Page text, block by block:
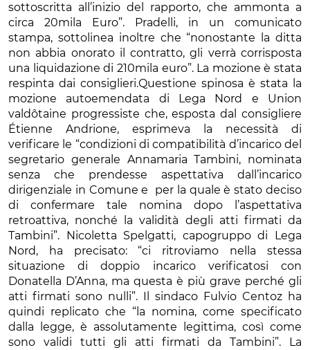
sottoscritta all’inizio del rapporto, che ammonta a
circa 20mila Euro”. Pradelli, in un comunicato
stampa, sottolinea inoltre che “nonostante la ditta
non abbia onorato il contratto, gli verrà corrisposta
una liquidazione di 210mila euro”. La mozione è stata
respinta dai consiglieri.Questione spinosa è stata la
mozione autoemendata di Lega Nord e Union
valdôtaine progressiste che, esposta dal consigliere
Étienne Andrione, esprimeva la necessità di
verificare le “condizioni di compatibilità d’incarico del
segretario generale Annamaria Tambini, nominata
senza che prendesse aspettativa dall’incarico
dirigenziale in Comune e per la quale è stato deciso
di confermare tale nomina dopo l’aspettativa
retroattiva, nonché la validità degli atti firmati da
Tambini”. Nicoletta Spelgatti, capogruppo di Lega
Nord, ha precisato: “ci ritroviamo nella stessa
situazione di doppio incarico verificatosi con
Donatella D’Anna, ma questa è più grave perché gli
atti firmati sono nulli”. Il sindaco Fulvio Centoz ha
quindi replicato che “la nomina, come specificato
dalla legge, è assolutamente legittima, così come
sono validi tutti gli atti firmati da Tambini”. La